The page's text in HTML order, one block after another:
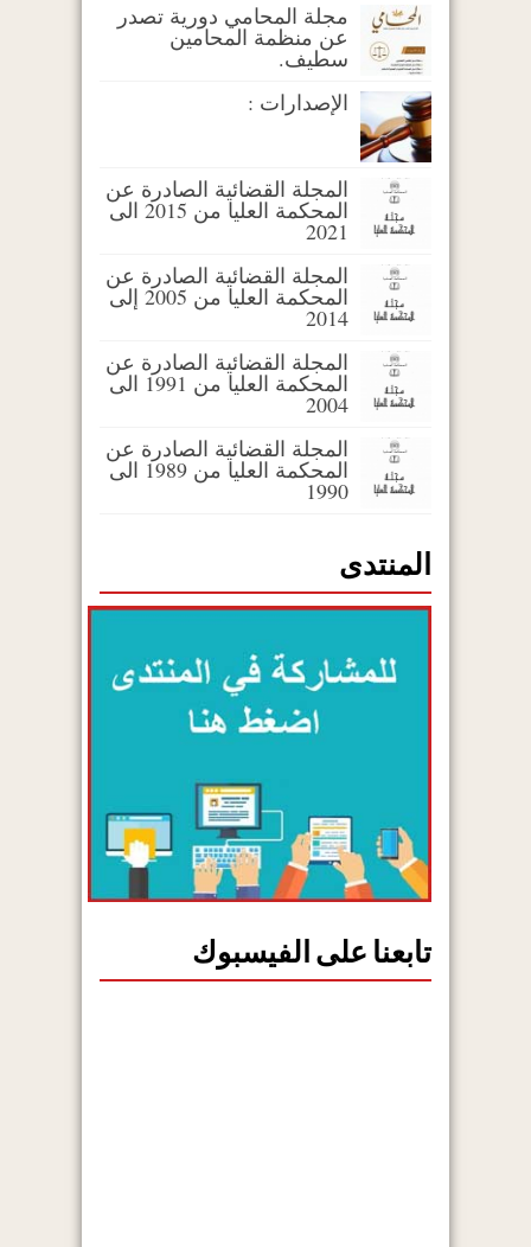
مجلة المحامي دورية تصدر
عن منظمة المحامين
سطيف.
الإصدارات :
المجلة القضائية الصادرة عن
المحكمة العليا من 2015 الى
2021
المجلة القضائية الصادرة عن
المحكمة العليا من 2005 إلى
2014
المجلة القضائية الصادرة عن
المحكمة العليا من 1991 الى
2004
المجلة القضائية الصادرة عن
المحكمة العليا من 1989 الى
1990
المنتدى
تابعنا على الفيسبوك